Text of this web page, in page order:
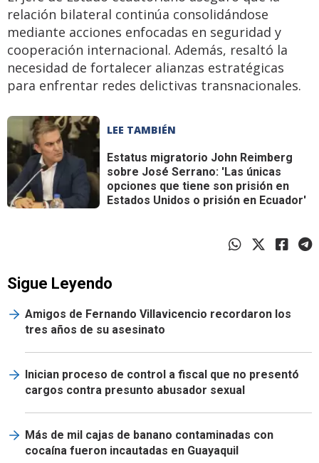
relación bilateral continúa consolidándose
mediante acciones enfocadas en seguridad y
cooperación internacional. Además, resaltó la
necesidad de fortalecer alianzas estratégicas
para enfrentar redes delictivas transnacionales.
LEE TAMBIÉN
Estatus migratorio John Reimberg
sobre José Serrano: 'Las únicas
opciones que tiene son prisión en
Estados Unidos o prisión en Ecuador'
Sigue Leyendo
Amigos de Fernando Villavicencio recordaron los
tres años de su asesinato
Inician proceso de control a fiscal que no presentó
cargos contra presunto abusador sexual
Más de mil cajas de banano contaminadas con
cocaína fueron incautadas en Guayaquil